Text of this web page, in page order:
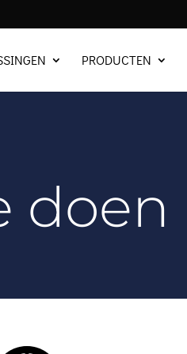
PRODUCTEN
doen